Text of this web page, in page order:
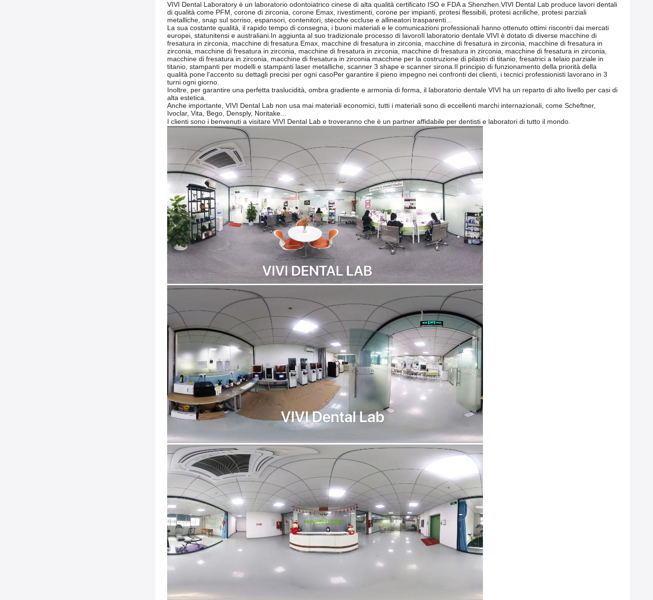
VIVI Dental Laboratory è un laboratorio odontoiatrico cinese di alta qualità certificato ISO e FDA a Shenzhen.VIVI Dental Lab produce lavori dentali
di qualità come PFM, corone di zirconia, corone Emax, rivestimenti, corone per impianti, protesi flessibili, protesi acriliche, protesi parziali
metalliche, snap sul sorriso, espansori, contenitori, stecche occluse e allineatori trasparenti...
La sua costante qualità, il rapido tempo di consegna, i buoni materiali e le comunicazioni professionali hanno ottenuto ottimi riscontri dai mercati
europei, statunitensi e australiani.In aggiunta al suo tradizionale processo di lavoroIl laboratorio dentale VIVI è dotato di diverse macchine di
fresatura in zirconia, macchine di fresatura Emax, macchine di fresatura in zirconia, macchine di fresatura in zirconia, macchine di fresatura in
zirconia, macchine di fresatura in zirconia, macchine di fresatura in zirconia, macchine di fresatura in zirconia, macchine di fresatura in zirconia,
macchine di fresatura in zirconia, macchine di fresatura in zirconia.macchine per la costruzione di pilastri di titanio, fresatrici a telaio parziale in
titanio, stampanti per modelli e stampanti laser metalliche, scanner 3 shape e scanner sirona.Il principio di funzionamento della priorità della
qualità pone l'accento su dettagli precisi per ogni casoPer garantire il pieno impegno nei confronti dei clienti, i tecnici professionisti lavorano in 3
turni ogni giorno.
Inoltre, per garantire una perfetta traslucidità, ombra gradiente e armonia di forma, il laboratorio dentale VIVI ha un reparto di alto livello per casi di
alta estetica.
Anche importante, VIVI Dental Lab non usa mai materiali economici, tutti i materiali sono di eccellenti marchi internazionali, come Scheftner,
Ivoclar, Vita, Bego, Densply, Noritake...
I clienti sono i benvenuti a visitare VIVI Dental Lab e troveranno che è un partner affidabile per dentisti e laboratori di tutto il mondo.